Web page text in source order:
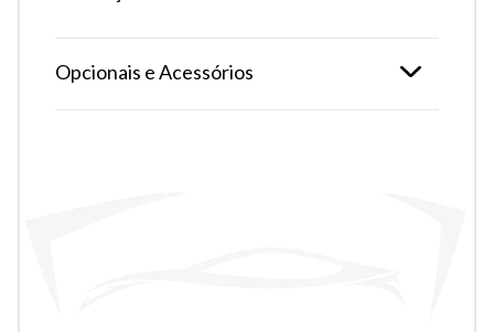
Opcionais e Acessórios